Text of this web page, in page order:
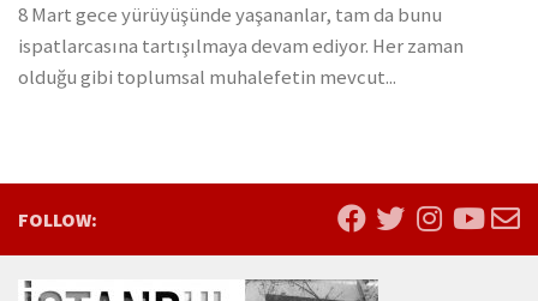
8 Mart gece yürüyüşünde yaşananlar, tam da bunu
ispatlarcasına tartışılmaya devam ediyor. Her zaman
olduğu gibi toplumsal muhalefetin mevcut...
FOLLOW: